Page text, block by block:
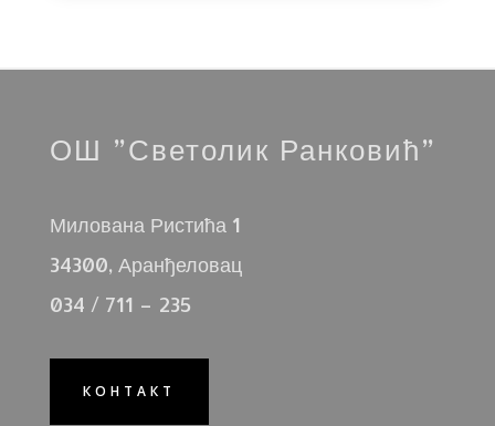
ОШ ”Светолик Ранковић”
Милована Ристића 1
34300, Аранђеловац
034 / 711 – 235
КОНТАКТ